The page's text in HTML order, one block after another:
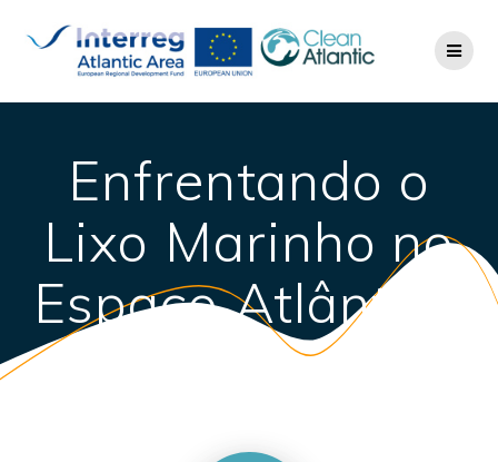
Enfrentando o
Lixo Marinho no
Espaço Atlântico